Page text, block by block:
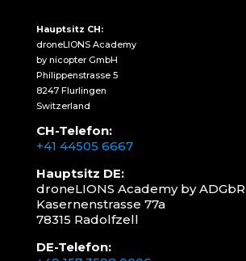
Hauptsitz CH:
droneLIONS Academy
by nicopter GmbH
Philippenstrasse 5
8247 Flurlingen
Switzerland
CH-Telefon:
+41 44505 6667
Hauptsitz DE:
droneLIONS Academy by ADGbR
Kasernenstrasse 77a
78315 Radolfzell
DE-Telefon: